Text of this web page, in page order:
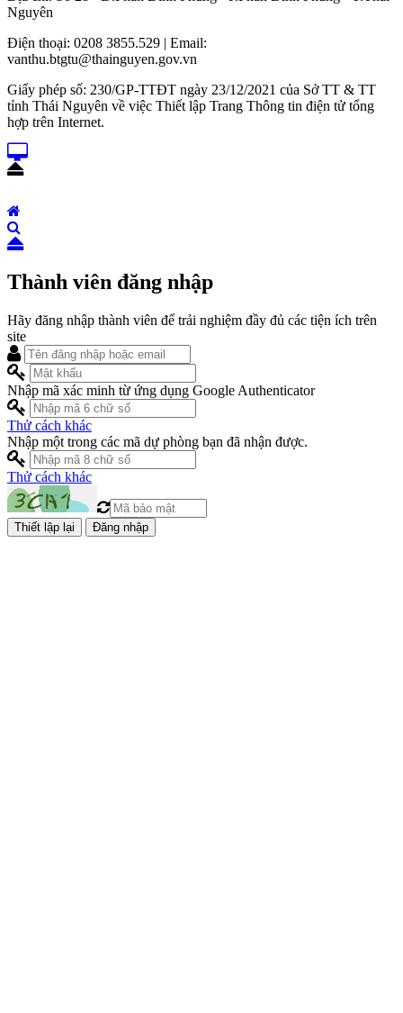
Nguyên
Điện thoại: 0208 3855.529 | Email:
vanthu.btgtu@thainguyen.gov.vn
Giấy phép số: 230/GP-TTĐT ngày 23/12/2021 của Sở TT & TT
tỉnh Thái Nguyên về việc Thiết lập Trang Thông tin điện tử tổng
hợp trên Internet.
Thành viên đăng nhập
Hãy đăng nhập thành viên để trải nghiệm đầy đủ các tiện ích trên
site
Nhập mã xác minh từ ứng dụng Google Authenticator
Thử cách khác
Nhập một trong các mã dự phòng bạn đã nhận được.
Thử cách khác
Đăng nhập